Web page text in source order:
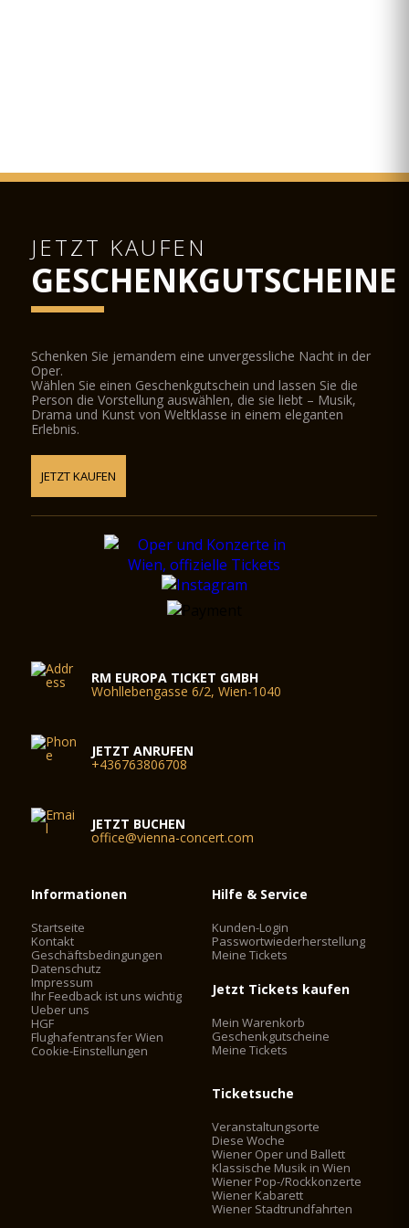
JETZT KAUFEN
GESCHENKGUTSCHEINE
Schenken Sie jemandem eine unvergessliche Nacht in der
Oper.
Wählen Sie einen Geschenkgutschein und lassen Sie die
Person die Vorstellung auswählen, die sie liebt – Musik,
Drama und Kunst von Weltklasse in einem eleganten
Erlebnis.
JETZT KAUFEN
RM EUROPA TICKET GMBH
Wohllebengasse 6/2, Wien-1040
JETZT ANRUFEN
+436763806708
JETZT BUCHEN
office@vienna-concert.com
Informationen
Startseite
Kontakt
Geschäftsbedingungen
Datenschutz
Impressum
Ihr Feedback ist uns wichtig
Ueber uns
HGF
Flughafentransfer Wien
Cookie-Einstellungen
Hilfe & Service
Kunden-Login
Passwortwiederherstellung
Meine Tickets
Jetzt Tickets kaufen
Mein Warenkorb
Geschenkgutscheine
Meine Tickets
Ticketsuche
Veranstaltungsorte
Diese Woche
Wiener Oper und Ballett
Klassische Musik in Wien
Wiener Pop-/Rockkonzerte
Wiener Kabarett
Wiener Stadtrundfahrten